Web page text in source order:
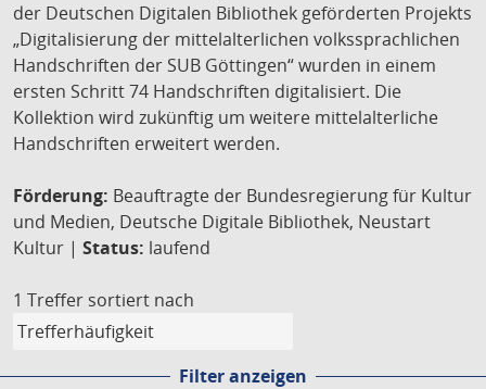
der Deutschen Digitalen Bibliothek geförderten Projekts
„Digitalisierung der mittelalterlichen volkssprachlichen
Handschriften der SUB Göttingen“ wurden in einem
ersten Schritt 74 Handschriften digitalisiert. Die
Kollektion wird zukünftig um weitere mittelalterliche
Handschriften erweitert werden.
Förderung: Beauftragte der Bundesregierung für Kultur
und Medien, Deutsche Digitale Bibliothek, Neustart
Kultur | Status: laufend
1 Treffer sortiert nach
Filter anzeigen